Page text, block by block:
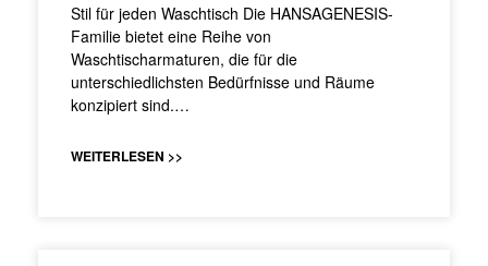
Stil für jeden Waschtisch Die HANSAGENESIS-
Familie bietet eine Reihe von
Waschtischarmaturen, die für die
unterschiedlichsten Bedürfnisse und Räume
konzipiert sind.…
WEITERLESEN >>